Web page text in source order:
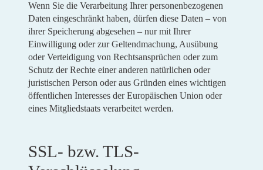
Wenn Sie die Verarbeitung Ihrer personenbezogenen
Daten eingeschränkt haben, dürfen diese Daten – von
ihrer Speicherung abgesehen – nur mit Ihrer
Einwilligung oder zur Geltendmachung, Ausübung
oder Verteidigung von Rechtsansprüchen oder zum
Schutz der Rechte einer anderen natürlichen oder
juristischen Person oder aus Gründen eines wichtigen
öffentlichen Interesses der Europäischen Union oder
eines Mitgliedstaats verarbeitet werden.
SSL- bzw. TLS-